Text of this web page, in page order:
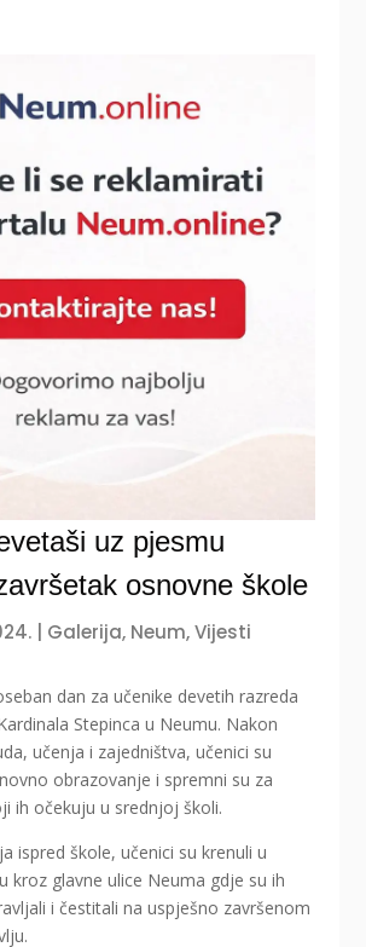
uz pjesmu
osnovne škole
Galerija, Neum,Vijesti
dan za učenike devetih razreda
Stepinca u Neumu. Nakon
učenja i zajedništva, učenici su
obrazovanje i spremni su za
ih očekuju u srednjoj školi.
ispred škole, učenici su krenuli u
kroz glavne ulice Neuma gdje su ih
i čestitali na uspješno završenom